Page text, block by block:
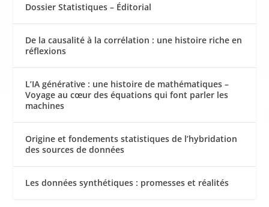
Dossier Statistiques – Éditorial
De la causalité à la corrélation : une histoire riche en
réflexions
L’IA générative : une histoire de mathématiques –
Voyage au cœur des équations qui font parler les
machines
Origine et fondements statistiques de l’hybridation
des sources de données
Les données synthétiques : promesses et réalités